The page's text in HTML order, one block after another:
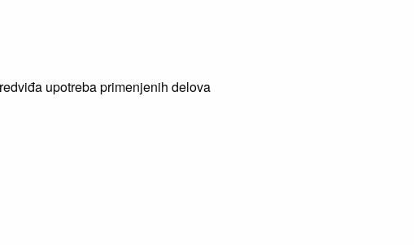
upotreba primenjenih delova